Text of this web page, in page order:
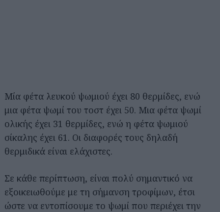
Μία φέτα λευκού ψωμιού έχει 80 θερμίδες, ενώ
μια φέτα ψωμί του τοστ έχει 50. Μια φέτα ψωμί
ολικής έχει 31 θερμίδες, ενώ η φέτα ψωμιού
σίκαλης έχει 61. Οι διαφορές τους δηλαδή
θερμιδικά είναι ελάχιστες.
Σε κάθε περίπτωση, είναι πολύ σημαντικό να
εξοικειωθούμε με τη σήμανση τροφίμων, έτσι
ώστε να εντοπίσουμε το ψωμί που περιέχει την